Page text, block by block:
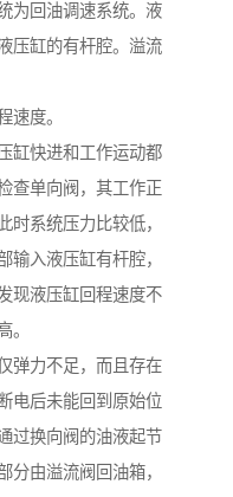
为回油调速系统。液
压缸的有杆腔。溢流
速度。
缸快进和工作运动都
查单向阀，其工作正
时系统压力比较低，
输入液压缸有杆腔，
现液压缸回程速度不
。
弹力不足，而且存在
电后未能回到原始位
过换向阀的油液起节
分由溢流阀回油箱，